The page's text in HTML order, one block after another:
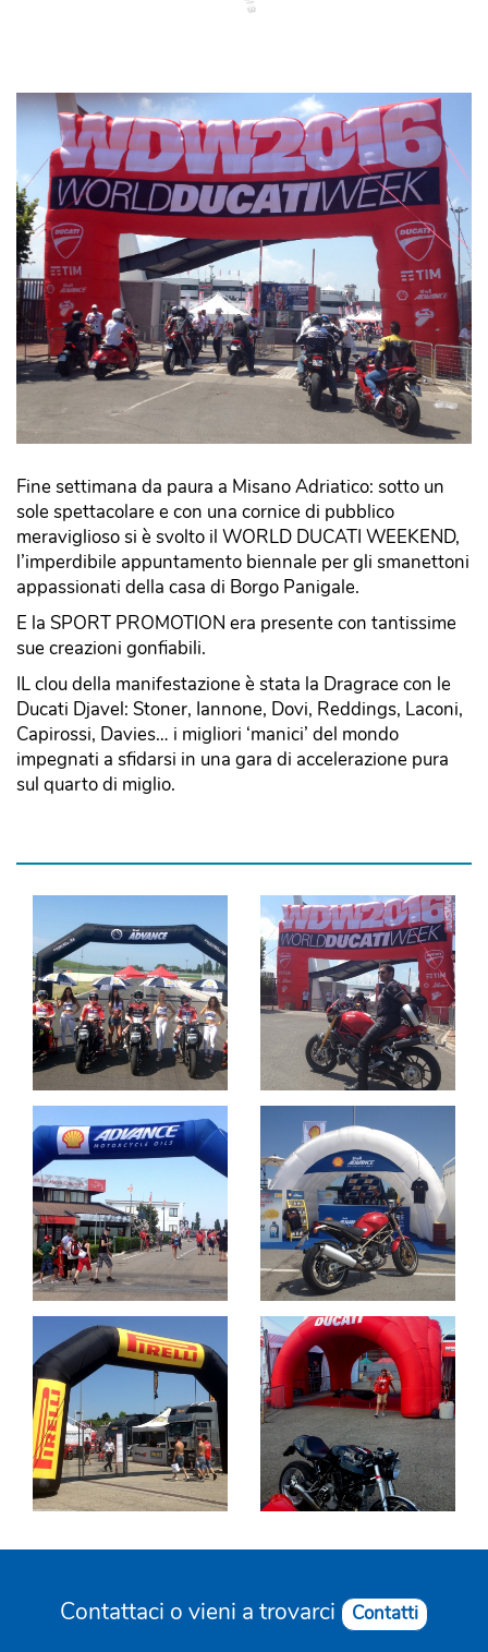
Fine settimana da paura a Misano Adriatico: sotto un
sole spettacolare e con una cornice di pubblico
meraviglioso si è svolto il WORLD DUCATI WEEKEND,
l’imperdibile appuntamento biennale per gli smanettoni
appassionati della casa di Borgo Panigale.
E la SPORT PROMOTION era presente con tantissime
sue creazioni gonfiabili.
IL clou della manifestazione è stata la Dragrace con le
Ducati Djavel: Stoner, Iannone, Dovi, Reddings, Laconi,
Capirossi, Davies… i migliori ‘manici’ del mondo
impegnati a sfidarsi in una gara di accelerazione pura
sul quarto di miglio.
Contattaci o vieni a trovarci Contatti